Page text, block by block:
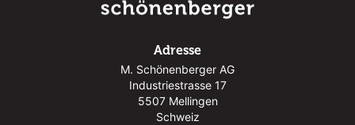
Adresse
M. Schönenberger AG
Industriestrasse 17
5507 Mellingen
Schweiz